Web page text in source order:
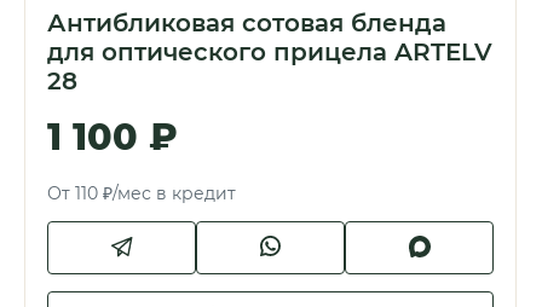
Антибликовая сотовая бленда
для оптического прицела ARTELV
28
1 100 ₽
От 110 ₽/мес в кредит